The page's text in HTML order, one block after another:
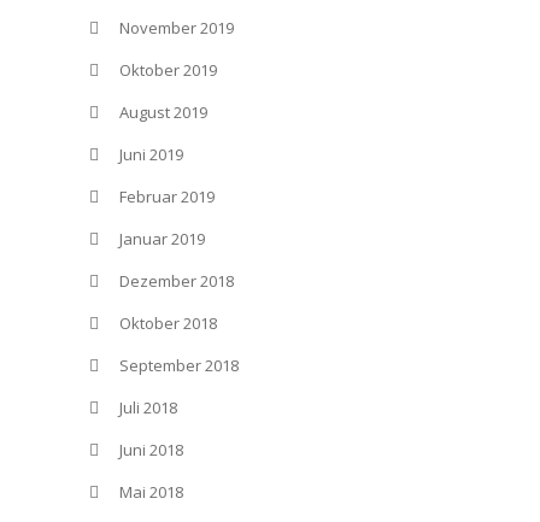
November 2019
Oktober 2019
August 2019
Juni 2019
Februar 2019
Januar 2019
Dezember 2018
Oktober 2018
September 2018
Juli 2018
Juni 2018
Mai 2018